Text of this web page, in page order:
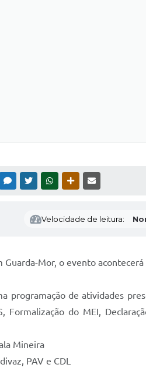
MESSENGER
TWITTERWHATSAPPOUTRAS MÍDIAS
Velocidade de leitura:
Guarda-Mor, o evento
programação de atividades
Formalização do MEI,
Mineira
PAV e CDL